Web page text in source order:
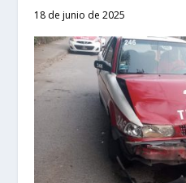
18 de junio de 2025